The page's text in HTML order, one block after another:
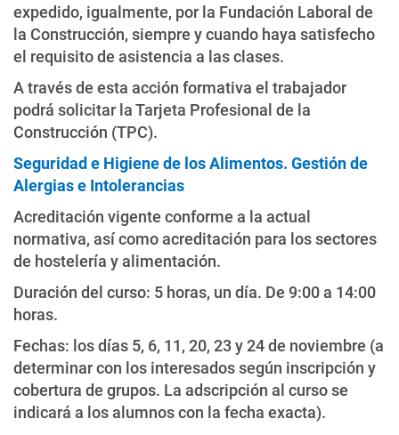
expedido, igualmente, por la Fundación Laboral de
la Construcción, siempre y cuando haya satisfecho
el requisito de asistencia a las clases.
A través de esta acción formativa el trabajador
podrá solicitar la Tarjeta Profesional de la
Construcción (TPC).
Seguridad e Higiene de los Alimentos. Gestión de
Alergias e Intolerancias
Acreditación vigente conforme a la actual
normativa, así como acreditación para los sectores
de hostelería y alimentación.
Duración del curso: 5 horas, un día. De 9:00 a 14:00
horas.
Fechas: los días 5, 6, 11, 20, 23 y 24 de noviembre (a
determinar con los interesados según inscripción y
cobertura de grupos. La adscripción al curso se
indicará a los alumnos con la fecha exacta).